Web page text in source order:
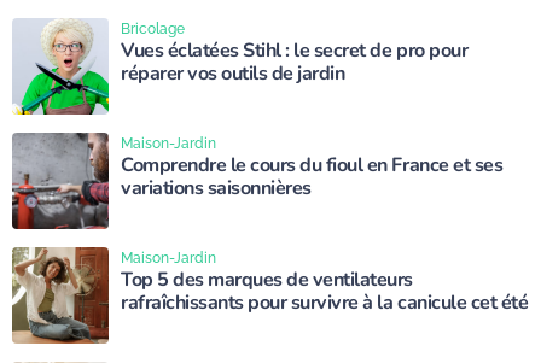
Vues éclatées Stihl : le secret de pro pour
réparer vos outils de jardin
Bricolage
Comprendre le cours du fioul en France et ses
variations saisonnières
Maison-Jardin
Top 5 des marques de ventilateurs
rafraîchissants pour survivre à la canicule cet été
Maison-Jardin